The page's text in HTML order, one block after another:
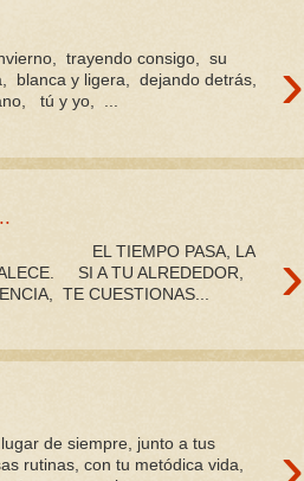
›
trayendo consigo, su
blanca y ligera, dejando detrás,
tú y yo, ...
›
PASA, LA
SI A TU ALREDEDOR,
TE CUESTIONAS...
de siempre, junto a tus
rutinas, con tu metódica vida,